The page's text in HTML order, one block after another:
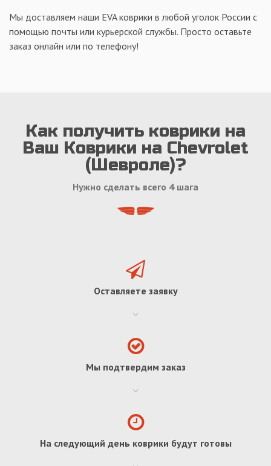
Мы доставляем наши EVA коврики в любой уголок России с
помощью почты или курьерской службы. Просто оставьте
заказ онлайн или по телефону!
Как получить коврики на
Ваш Коврики на Chevrolet
(Шевроле)?
Нужно сделать всего 4 шага
Оставляете заявку
Мы подтвердим заказ
На следующий день коврики будут готовы